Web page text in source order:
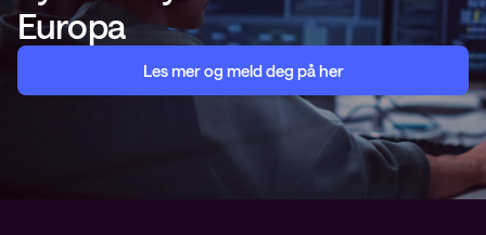
Europa
Les mer og meld deg på her